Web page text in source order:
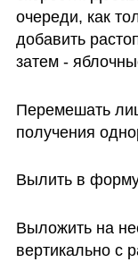
очереди, как
добавить
затем -
Перемешать
получения
Вылить в
Выложить на
вертикально с